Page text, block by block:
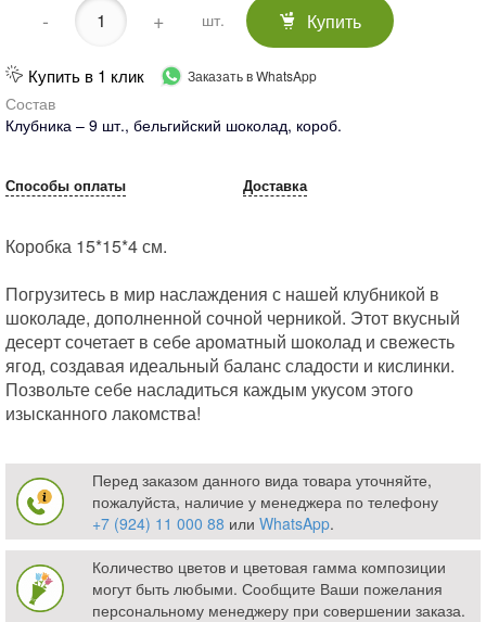
- + шт. Купить
Купить в 1 клик Заказать в WhatsApp
Состав
Клубника – 9 шт., бельгийский шоколад, короб.
Способы оплаты Доставка
Коробка 15*15*4 см.
Погрузитесь в мир наслаждения с нашей клубникой в
шоколаде, дополненной сочной черникой. Этот вкусный
десерт сочетает в себе ароматный шоколад и свежесть
ягод, создавая идеальный баланс сладости и кислинки.
Позвольте себе насладиться каждым укусом этого
изысканного лакомства!
Перед заказом данного вида товара уточняйте,
пожалуйста, наличие у менеджера по телефону
+7 (924) 11 000 88 или WhatsApp.
Количество цветов и цветовая гамма композиции
могут быть любыми. Сообщите Ваши пожелания
персональному менеджеру при совершении заказа.